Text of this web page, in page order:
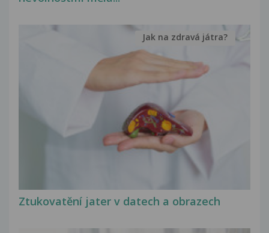
Ztukovatění jater v datech a obrazech
Jak na zdravá játra?